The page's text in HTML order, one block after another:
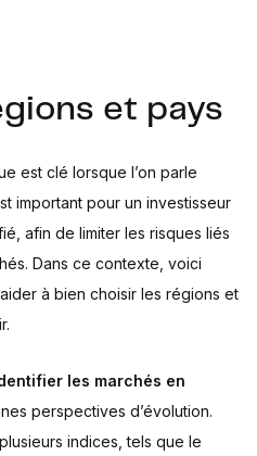
et pays
est clé lorsque l’on parle
important pour un investisseur
afin de limiter les risques liés
Dans ce contexte, voici
à bien choisir les régions et
les marchés en
perspectives d’évolution.
indices, tels que le